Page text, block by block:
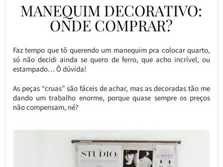
MANEQUIM DECORATIVO:
ONDE COMPRAR?
Faz tempo que tô querendo um manequim pra colocar quarto,
só não decidi ainda se quero de ferro, que acho incrível, ou
estampado… Ô dúvida!
As peças “cruas” são fáceis de achar, mas as decoradas tão me
dando um trabalho enorme, porque quase sempre os preços
não compensam, né?